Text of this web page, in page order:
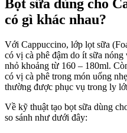
Bọt sữa dùng cho
có gì khác nhau?
Với Cappuccino, lớp lọt sữa
có vị cà phê đậm do ít sữa
nhỏ khoảng từ 160 – 180ml.
có vị cà phê trong món uống
thường được phục vụ trong ly
Về kỹ thuật tạo bọt sữa dùng
so sánh như dưới đây: